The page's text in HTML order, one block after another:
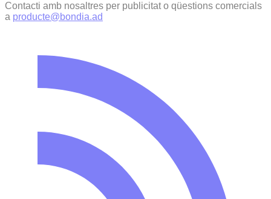
Contacti amb nosaltres per publicitat o qüestions comercials
a producte@bondia.ad